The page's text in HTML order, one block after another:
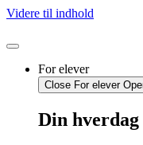
Videre til indhold
For elever
Close For elever
Din hverdag